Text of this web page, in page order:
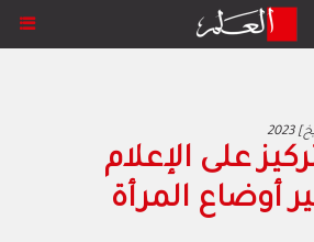
على الإعلام
أوضاع المرأة